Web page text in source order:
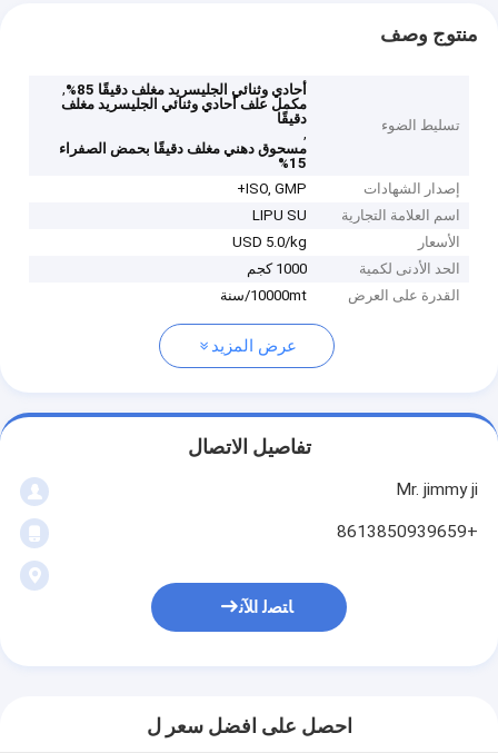
منتوج وصف
تسليط الضوء
أحادي وثنائي الجليسريد مغلف دقيقًا 85%
,
مكمل علف أحادي وثنائي الجليسريد مغلف
دقيقًا
,
مسحوق دهني مغلف دقيقًا بحمض الصفراء
15%
إصدار الشهادات
ISO, GMP+
اسم العلامة التجارية
LIPU SU
الأسعار
USD 5.0/kg
الحد الأدنى لكمية
1000 كجم
القدرة على العرض
10000mt/سنة
عرض المزيد
تفاصيل الاتصال
Mr. jimmy ji
+8613850939659
ﺎﺘﺼﻟ ﺍﻶﻧ
احصل على افضل سعر ل